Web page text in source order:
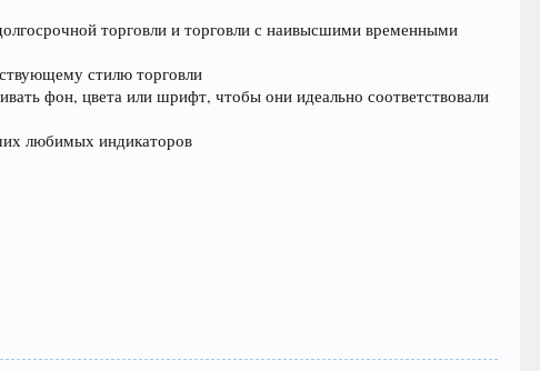
торговли и торговли с наивысшими временными
стилю торговли
фон, цвета или шрифт, чтобы они идеально соответствовали
любимых индикаторов